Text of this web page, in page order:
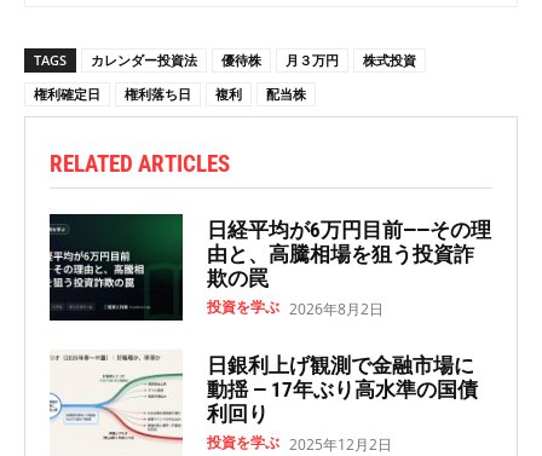
TAGS カレンダー投資法 優待株 月３万円
株式投資
権利確定日
権利落ち日 複利 配当株
RELATED ARTICLES
日経平均が6万円目前——その理
由と、高騰相場を狙う投資詐
欺の罠
投資を学ぶ 2026年8月2日
日銀利上げ観測で金融市場に
動揺 — 17年ぶり高水準の国債
利回り
投資を学ぶ 2025年12月2日